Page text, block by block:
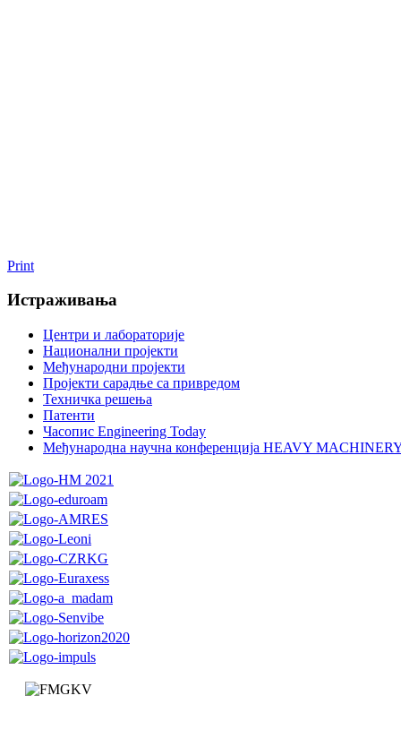
Print
Истраживања
Центри и лабораторије
Национални пројекти
Међународни пројекти
Пројекти сарадње са привредом
Техничка решења
Патенти
Часопис Engineering Today
Међународна научна конференција HEAVY